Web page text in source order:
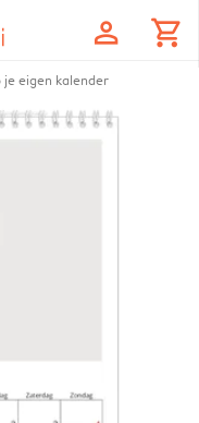
profile shopping_cart
eigen kalender